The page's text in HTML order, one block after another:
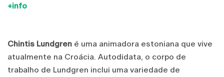
+info
Chintis Lundgren é uma animadora estoniana que vive
atualmente na Croácia. Autodidata, o corpo de
trabalho de Lundgren inclui uma variedade de